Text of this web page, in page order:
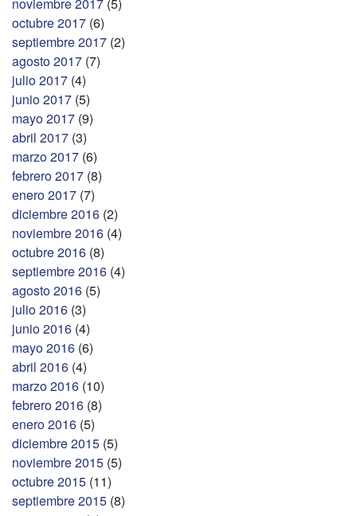
noviembre 2017 (5)
octubre 2017 (6)
septiembre 2017 (2)
agosto 2017 (7)
julio 2017 (4)
junio 2017 (5)
mayo 2017 (9)
abril 2017 (3)
marzo 2017 (6)
febrero 2017 (8)
enero 2017 (7)
diciembre 2016 (2)
noviembre 2016 (4)
octubre 2016 (8)
septiembre 2016 (4)
agosto 2016 (5)
julio 2016 (3)
junio 2016 (4)
mayo 2016 (6)
abril 2016 (4)
marzo 2016 (10)
febrero 2016 (8)
enero 2016 (5)
diciembre 2015 (5)
noviembre 2015 (5)
octubre 2015 (11)
septiembre 2015 (8)